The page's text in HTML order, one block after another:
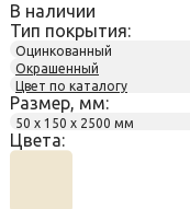
В наличии
Тип покрытия:
Оцинкованный
Окрашенный
Цвет по каталогу
Размер, мм:
50 х 150 х 2500 мм
Цвета: